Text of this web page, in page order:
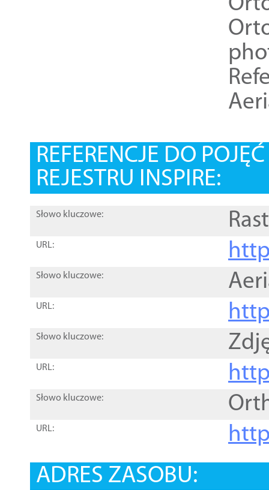
REFERENCJE DO
REJESTRU INSPIRE:
Słowo kluczowe:
URL:
Słowo kluczowe:
URL:
Słowo kluczowe:
URL:
Słowo kluczowe:
URL:
ADRES ZASOBU: